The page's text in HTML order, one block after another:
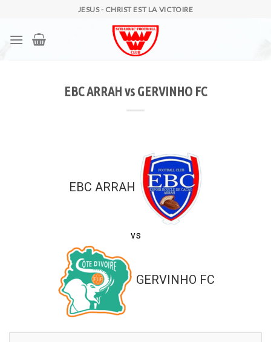
content
JESUS - CHRIST EST LA VICTOIRE
EBC ARRAH vs GERVINHO FC
EBC ARRAH
vs
GERVINHO FC